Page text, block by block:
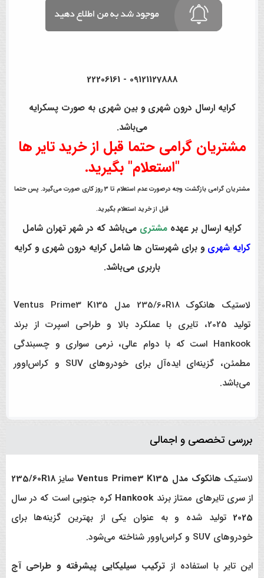
09121127888 - 22206161
کرایه ارسال درون شهری و بین شهری به صورت پسکرایه
می‌باشد.
مشتریان گرامی حتما قبل از خرید تایر ها
"استعلام" بگیرید.
مشتریان گرامی بازگشت وجه درصورت عدم استعلام تا 3 روز کاری صورت می‌گیرد. پس حتما
قبل از خرید استعلام بگیرید.
کرایه ارسال بر عهده مشتری می‌باشد که در شهر تهران شامل
کرایه شهری و برای شهرستان ها شامل کرایه درون شهری و کرایه
باربری می‌باشد.
لاستیک هانکوک 235/60R18 مدل Ventus Prime3 K135
تولید 2025، تایری با عملکرد بالا و طراحی اسپرت از برند
Hankook است که با دوام عالی، نرمی سواری و چسبندگی
مطمئن، گزینه‌ای ایده‌آل برای خودروهای SUV و کراس‌اوور
می‌باشد.
بررسی تخصصی و اجمالی
لاستیک هانکوک مدل Ventus Prime3 K135 سایز235/60R18
از سری تایرهای ممتاز برندHankook کره جنوبی است که در سال
2025تولید شده و به عنوان یکی از بهترین گزینه‌ها برای
خودروهای SUV و کراس‌اوور شناخته می‌شود.
این تایر با استفاده از ترکیب سیلیکایی پیشرفته و طراحی آج